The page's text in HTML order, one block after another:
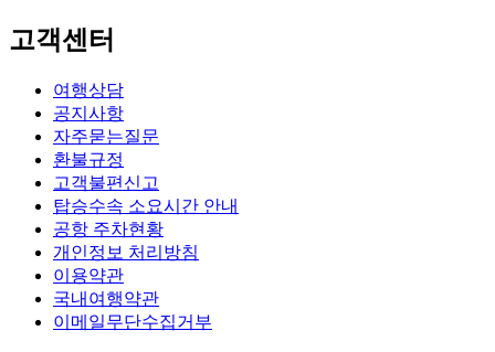
고객센터
여행상담
공지사항
자주묻는질문
환불규정
고객불편신고
탑승수속 소요시간 안내
공항 주차현황
개인정보 처리방침
이용약관
국내여행약관
이메일무단수집거부